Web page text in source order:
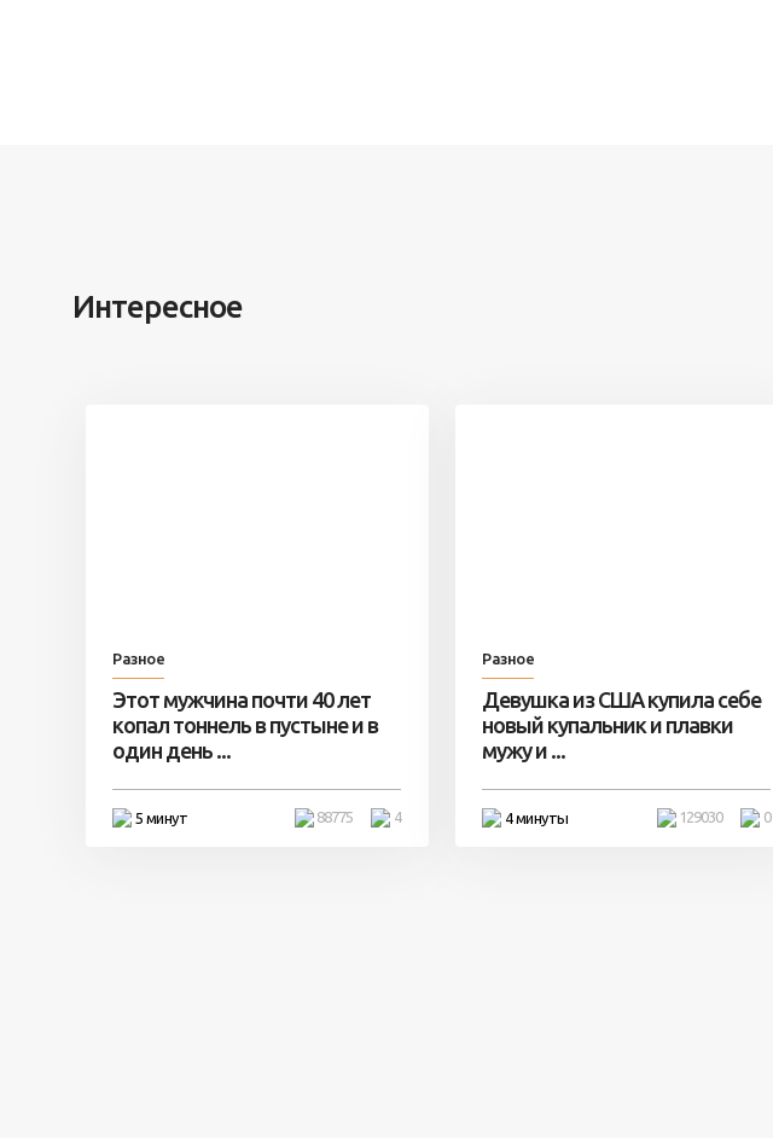
Интересное
Разное
Этот мужчина почти 40 лет
копал тоннель в пустыне и в
один день ...
5 минут 4
88775
Разное
Девушка из США купила себе
новый купальник и плавки
мужу и ...
4 минуты 0
129030